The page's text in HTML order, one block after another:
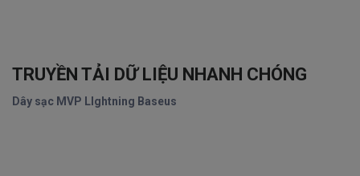
TRUYỀN TẢI DỮ LIỆU NHANH CHÓNG
Dây sạc MVP LIghtning Baseus